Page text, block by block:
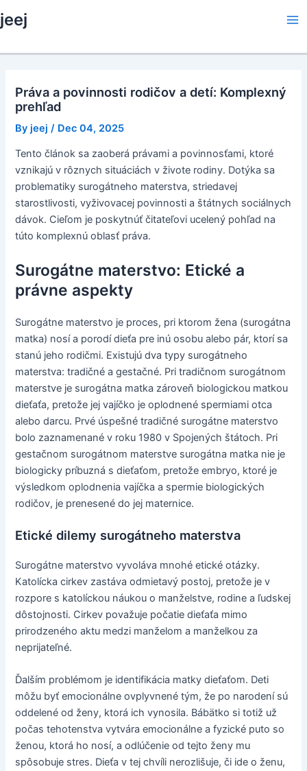
to
jeej
Práva a povinnosti rodičov a detí: Komplexný
prehľad
By jeej / Dec 04, 2025
Tento článok sa zaoberá právami a povinnosťami, ktoré
vznikajú v rôznych situáciách v živote rodiny. Dotýka sa
problematiky surogátneho materstva, striedavej
starostlivosti, vyživovacej povinnosti a štátnych sociálnych
dávok. Cieľom je poskytnúť čitateľovi ucelený pohľad na
túto komplexnú oblasť práva.
Surogátne materstvo: Etické a
právne aspekty
Surogátne materstvo je proces, pri ktorom žena (surogátna
matka) nosí a porodí dieťa pre inú osobu alebo pár, ktorí sa
stanú jeho rodičmi. Existujú dva typy surogátneho
materstva: tradičné a gestačné. Pri tradičnom surogátnom
materstve je surogátna matka zároveň biologickou matkou
dieťaťa, pretože jej vajíčko je oplodnené spermiami otca
alebo darcu. Prvé úspešné tradičné surogátne materstvo
bolo zaznamenané v roku 1980 v Spojených štátoch. Pri
gestačnom surogátnom materstve surogátna matka nie je
biologicky príbuzná s dieťaťom, pretože embryo, ktoré je
výsledkom oplodnenia vajíčka a spermie biologických
rodičov, je prenesené do jej maternice.
Etické dilemy surogátneho materstva
Surogátne materstvo vyvoláva mnohé etické otázky.
Katolícka cirkev zastáva odmietavý postoj, pretože je v
rozpore s katolíckou náukou o manželstve, rodine a ľudskej
dôstojnosti. Cirkev považuje počatie dieťaťa mimo
prirodzeného aktu medzi manželom a manželkou za
neprijateľné.
Ďalším problémom je identifikácia matky dieťaťom. Deti
môžu byť emocionálne ovplyvnené tým, že po narodení sú
oddelené od ženy, ktorá ich vynosila. Bábätko si totiž už
počas tehotenstva vytvára emocionálne a fyzické puto so
ženou, ktorá ho nosí, a odlúčenie od tejto ženy mu
spôsobuje stres. Dieťa v tej chvíli nerozlišuje, či ide o ženu,